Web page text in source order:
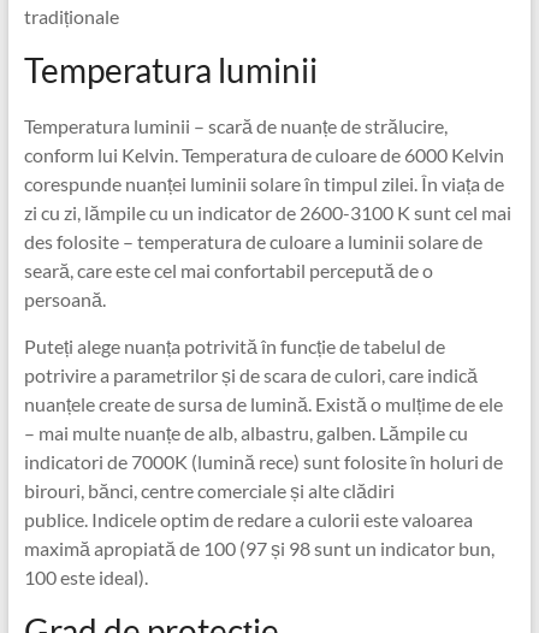
tradiționale
Temperatura luminii
Temperatura luminii – scară de nuanțe de strălucire,
conform lui Kelvin. Temperatura de culoare de 6000 Kelvin
corespunde nuanței luminii solare în timpul zilei. În viața de
zi cu zi, lămpile cu un indicator de 2600-3100 K sunt cel mai
des folosite – temperatura de culoare a luminii solare de
seară, care este cel mai confortabil percepută de o
persoană.
Puteți alege nuanța potrivită în funcție de tabelul de
potrivire a parametrilor și de scara de culori, care indică
nuanțele create de sursa de lumină. Există o mulțime de ele
– mai multe nuanțe de alb, albastru, galben. Lămpile cu
indicatori de 7000K (lumină rece) sunt folosite în holuri de
birouri, bănci, centre comerciale și alte clădiri
publice. Indicele optim de redare a culorii este valoarea
maximă apropiată de 100 (97 și 98 sunt un indicator bun,
100 este ideal).